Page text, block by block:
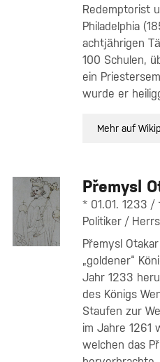
Redemptorist
Philadelphia
achtjährigen
100 Schulen,
ein
wurde er
Mehr auf
Přemysl
* 01.01. 1233 /
Politiker /
Přemysl
„goldener“
Jahr 1233
des Königs
Staufen zur
im Jahre 1261
welchen das